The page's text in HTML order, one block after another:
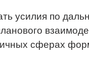
усилия по
сферах